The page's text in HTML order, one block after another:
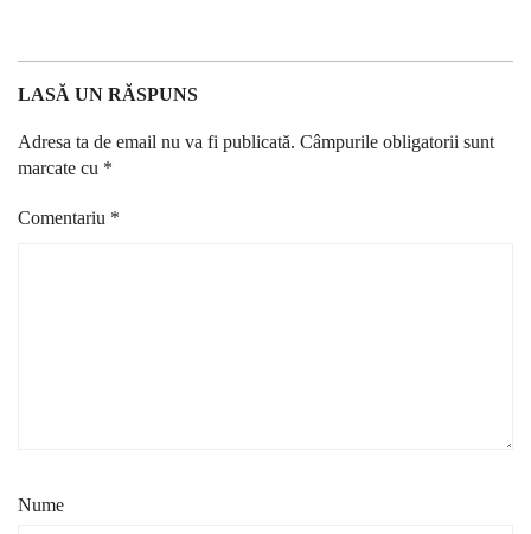
LASĂ UN RĂSPUNS
Adresa ta de email nu va fi publicată. Câmpurile obligatorii sunt
marcate cu *
Comentariu *
Nume